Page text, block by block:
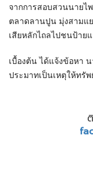
จากการสอบสวนนายไ
ตลาดลานปูน มุ่งสามแย
เสียหลักไถลไปชนป้าย
เบื้องต้น ได้แจ้งข้อหา
ประมาทเป็นเหตุให้ทรั